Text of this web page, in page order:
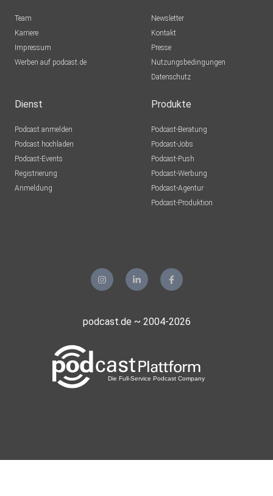
Team
Karriere
Impressum
Werben auf podcast.de
Newsletter
Kontakt
Presse
Nutzungsbedingungen
Datenschutz
Dienst
Podcast anmelden
Podcast hochladen
Podcast-Events
Registrierung
Anmeldung
Produkte
Podcast-Beratung
Podcast-Jobs
Podcast-Push
Podcast-Werbung
Podcast-Agentur
Podcast-Produktion
podcast.de ~ 2004-2026